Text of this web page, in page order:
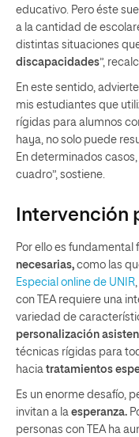
educativo. Pero éste
a la cantidad de
distintas situaciones
discapacidades”,
En este sentido,
mis estudiantes que
rígidas para alumnos
haya, no solo puede
En determinados
cuadro”, sostiene.
Intervención
Por ello es fundamental
necesarias, como las
Especial online de UNIR
con TEA requiere una
variedad de
personalización
técnicas rígidas para
hacia tratamientos
Es un enorme desafío,
invitan a la esperanza.
personas con TEA ha